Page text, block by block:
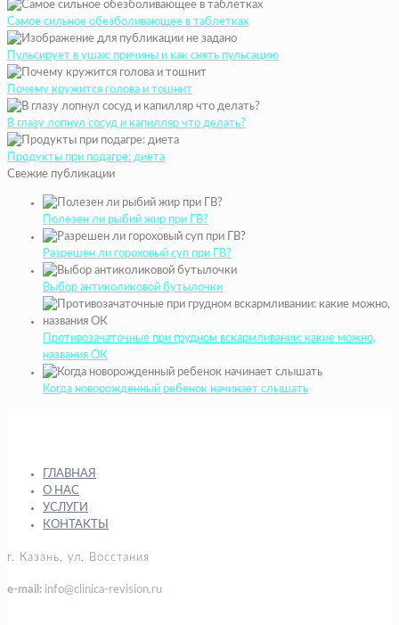
Самое сильное обезболивающее в таблетках
Пульсирует в ушах: причины и как снять пульсацию
Почему кружится голова и тошнит
В глазу лопнул сосуд и капилляр что делать?
Продукты при подагре: диета
Свежие публикации
Полезен ли рыбий жир при ГВ?
Разрешен ли гороховый суп при ГВ?
Выбор антиколиковой бутылочки
Противозачаточные при грудном вскармливании: какие можно,
названия ОК
Когда новорожденный ребенок начинает слышать
ГЛАВНАЯ
О НАС
УСЛУГИ
КОНТАКТЫ
г. Казань, ул. Восстания
e-mail: info@clinica-revision.ru